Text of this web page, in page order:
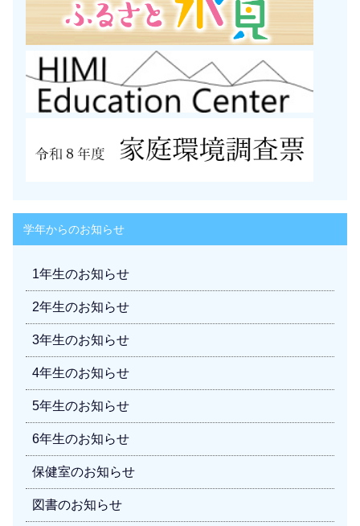
学年からのお知らせ
1年生のお知らせ
2年生のお知らせ
3年生のお知らせ
4年生のお知らせ
5年生のお知らせ
6年生のお知らせ
保健室のお知らせ
図書のお知らせ